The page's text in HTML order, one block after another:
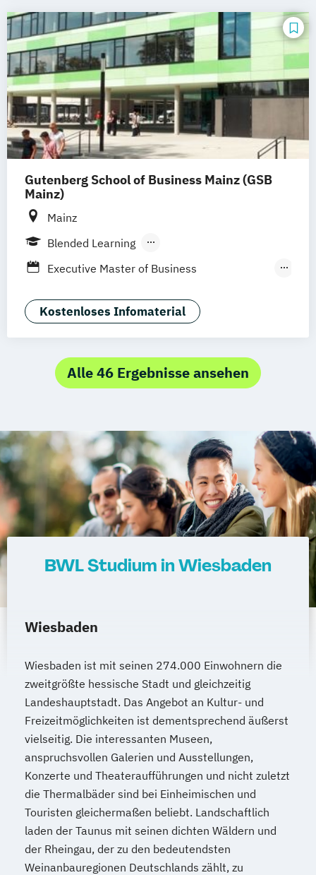
MBA Management
Master in Business (part-time)
Master in Business for Legal Professionals
Real Estate
Gutenberg School of Business Mainz (GSB
Mainz)
Mainz
Blended Learning
Berufsbegleitendes Präsenzstudium
Executive Master of Business
universitärer Online-Master)
Infoabend 30.06. um 19:00 Uhr
Kostenloses Infomaterial
Alle 46 Ergebnisse ansehen
BWL Studium in Wiesbaden
Wiesbaden
Wiesbaden ist mit seinen 274.000 Einwohnern die
zweitgrößte hessische Stadt und gleichzeitig
Landeshauptstadt. Das Angebot an Kultur- und
Freizeitmöglichkeiten ist dementsprechend äußerst
vielseitig. Die interessanten Museen,
anspruchsvollen Galerien und Ausstellungen,
Konzerte und Theateraufführungen und nicht zuletzt
die Thermalbäder sind bei Einheimischen und
Touristen gleichermaßen beliebt. Landschaftlich
laden der Taunus mit seinen dichten Wäldern und
der Rheingau, der zu den bedeutendsten
Weinanbauregionen Deutschlands zählt, zu